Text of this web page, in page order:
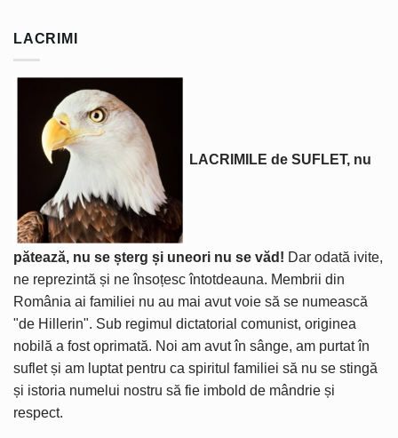
LACRIMI
LACRIMILE de SUFLET, nu
pătează, nu se șterg și uneori nu se văd! Dar odată ivite,
ne reprezintă și ne însoțesc întotdeauna. Membrii din
România ai familiei nu au mai avut voie să se numească
"de Hillerin". Sub regimul dictatorial comunist, originea
nobilă a fost oprimată. Noi am avut în sânge, am purtat în
suflet și am luptat pentru ca spiritul familiei să nu se stingă
și istoria numelui nostru să fie imbold de mândrie și
respect.